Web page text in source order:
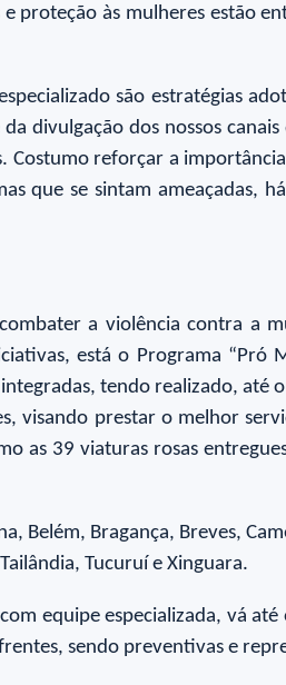
proteção às mulheres estão
são estratégias
divulgação dos nossos
Costumo reforçar a
que se sintam ameaçadas,
a violência contra a
está o Programa “Pró
tendo realizado, até
visando prestar o melhor
as 39 viaturas rosas
Belém, Bragança, Breves,
Tucuruí e Xinguara.
equipe especializada, vá até
sendo preventivas e